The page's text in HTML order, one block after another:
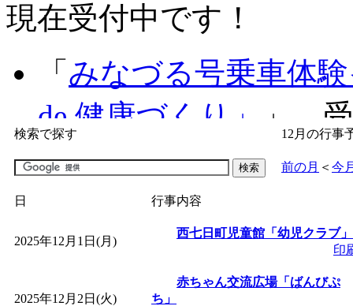
現在受付中です！
「 みなづる号乗車体
de 健康づくり」
」 受
「子育て交流広場「
間：2026/07/09～
「皆鶴姫のこびる塾
～」 受付期間：～
検索で探す 12月の行事
前の月 ＜ 今
日 行事内容
2025年12月1日(月)
西七日町児童館「幼児クラブ」
印
2025年12月2日(火)
赤ちゃん交流広場「ばんびぷ
ち」